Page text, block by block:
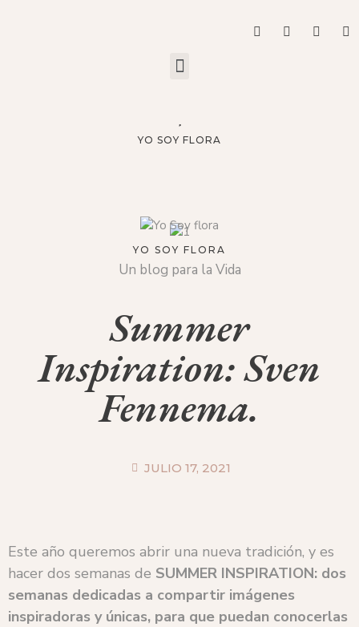
YO SOY FLORA
YO SOY FLORA
Un blog para la Vida
Summer
Inspiration: Sven
Fennema.
JULIO 17, 2021
Este año queremos abrir una nueva tradición, y es
hacer dos semanas de SUMMER INSPIRATION: dos
semanas dedicadas a compartir imágenes
inspiradoras y únicas, para que puedan conocerlas